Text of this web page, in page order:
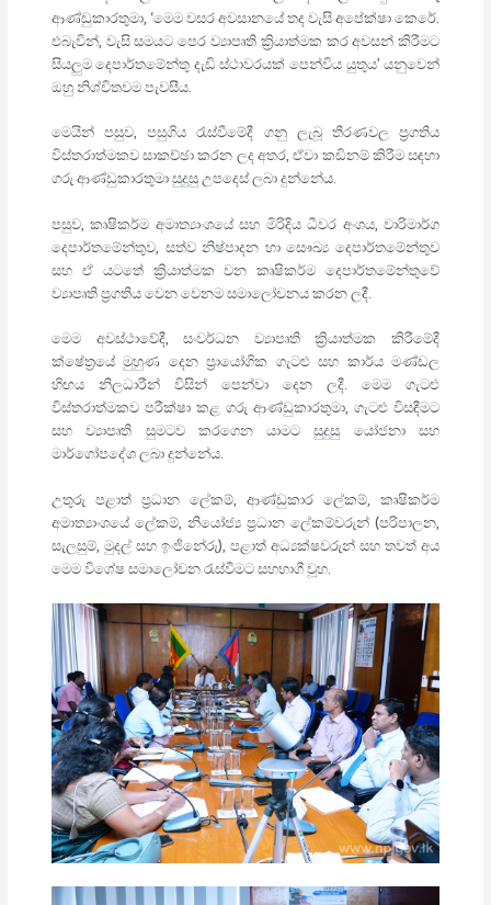
ආණ්ඩුකාරතුමා, ‘මෙම වසර අවසානයේ තද වැසි අපේක්ෂා කෙරේ.
එබැවින්, වැසි සමයට පෙර ව්‍යාපෘති ක්‍රියාත්මක කර අවසන් කිරීමට
සියලුම දෙපාර්තමේන්තු දැඩි ස්ථාවරයක් පෙන්විය යුතුය’ යනුවෙන්
ඔහු නිශ්චිතවම පැවසීය.
මෙයින් පසුව, පසුගිය රැස්වීමේදී ගනු ලැබූ තීරණවල ප්‍රගතිය
විස්තරාත්මකව සාකච්ඡා කරන ලද අතර, ඒවා කඩිනම් කිරීම සඳහා
ගරු ආණ්ඩුකාරතුමා සුදුසු උපදෙස් ලබා දුන්නේය.
පසුව, කෘෂිකර්ම අමාත්‍යාංශයේ සහ මිරිදිය ධීවර අංශය, වාරිමාර්ග
දෙපාර්තමේන්තුව, සත්ව නිෂ්පාදන හා සෞඛ්‍ය දෙපාර්තමේන්තුව
සහ ඒ යටතේ ක්‍රියාත්මක වන කෘෂිකර්ම දෙපාර්තමේන්තුවේ
ව්‍යාපෘති ප්‍රගතිය වෙන වෙනම සමාලෝචනය කරන ලදී.
මෙම අවස්ථාවේදී, සංවර්ධන ව්‍යාපෘති ක්‍රියාත්මක කිරීමේදී
ක්ෂේත්‍රයේ මුහුණ දෙන ප්‍රායෝගික ගැටළු සහ කාර්ය මණ්ඩල
හිඟය නිලධාරීන් විසින් පෙන්වා දෙන ලදී. මෙම ගැටළු
විස්තරාත්මකව පරීක්ෂා කළ ගරු ආණ්ඩුකාරතුමා, ගැටළු විසඳීමට
සහ ව්‍යාපෘති සුමටව කරගෙන යාමට සුදුසු යෝජනා සහ
මාර්ගෝපදේශ ලබා දුන්නේය.
උතුරු පළාත් ප්‍රධාන ලේකම්, ආණ්ඩුකාර ලේකම්, කෘෂිකර්ම
අමාත්‍යාංශයේ ලේකම්, නියෝජ්‍ය ප්‍රධාන ලේකම්වරුන් (පරිපාලන,
සැලසුම්, මුදල් සහ ඉංජිනේරු), පළාත් අධ්‍යක්ෂවරුන් සහ තවත් අය
මෙම විශේෂ සමාලෝචන රැස්වීමට සහභාගී වූහ.